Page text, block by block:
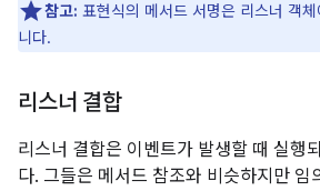
참고: 표현식의 메서드 서명은 리스너 객
니다.
리스너 결합
리스너 결합은 이벤트가 발생할 때 실행
다. 그들은 메서드 참조와 비슷하지만 임